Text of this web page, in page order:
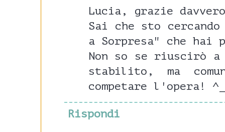
Lucia, grazie
Sai che sto
a Sorpresa" che hai
Non so se riuscirò
stabilito, ma
competare l'opera!
Rispondi